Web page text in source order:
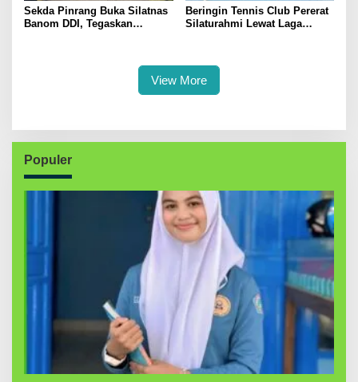
Sekda Pinrang Buka Silatnas
Banom DDI, Tegaskan
Beringin Tennis Club Pererat
Silaturahmi Lewat Laga
View More
Populer